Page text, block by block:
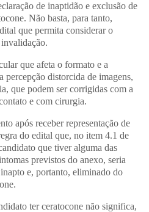
de inaptidão e exclusão de
Não basta, para tanto,
que permita considerar o
que afeta o formato e a
percepção distorcida de imagens,
que podem ser corrigidas com a
e com cirurgia.
após receber representação de
do edital que, no item 4.1 de
que tiver alguma das
previstos do anexo, seria
e, portanto, eliminado do
ter ceratocone não significa,